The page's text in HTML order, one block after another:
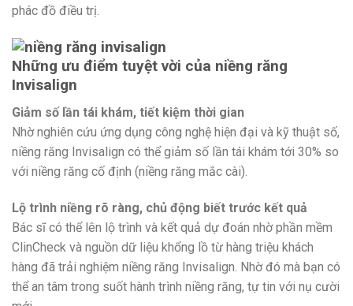
phác đồ điều trị.
Những ưu điểm tuyệt vời của niềng răng
Invisalign
Giảm số lần tái khám, tiết kiệm thời gian
Nhờ nghiên cứu ứng dụng công nghệ hiện đại và kỹ thuật số,
niềng răng Invisalign có thể giảm số lần tái khám tới 30% so
với niềng răng cố định (niềng răng mắc cài).
Lộ trình niềng rõ ràng, chủ động biết trước kết quả
Bác sĩ có thể lên lộ trình và kết quả dự đoán nhờ phần mềm
ClinCheck và nguồn dữ liệu khổng lồ từ hàng triệu khách
hàng đã trải nghiệm niềng răng Invisalign. Nhờ đó mà bạn có
thể an tâm trong suốt hành trình niềng răng, tự tin với nụ cười